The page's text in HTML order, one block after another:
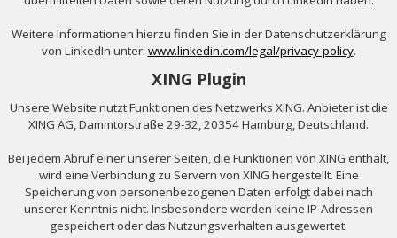
Weitere Informationen hierzu finden Sie in der Datenschutzerklärung
von LinkedIn unter: www.linkedin.com/legal/privacy-policy.
XING Plugin
Unsere Website nutzt Funktionen des Netzwerks XING. Anbieter ist die
XING AG, Dammtorstraße 29-32, 20354 Hamburg, Deutschland.
Bei jedem Abruf einer unserer Seiten, die Funktionen von XING enthält,
wird eine Verbindung zu Servern von XING hergestellt. Eine
Speicherung von personenbezogenen Daten erfolgt dabei nach
unserer Kenntnis nicht. Insbesondere werden keine IP-Adressen
gespeichert oder das Nutzungsverhalten ausgewertet.